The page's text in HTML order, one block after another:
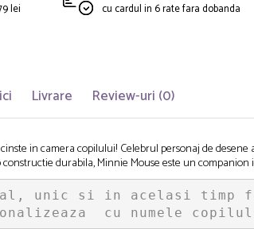
lei cu cardul in 6 rate fara dobanda
Livrare Review-uri (0)
in camera copilului! Celebrul personaj de
durabila, Minnie Mouse este un
unic si in acelasi timp
cu numele